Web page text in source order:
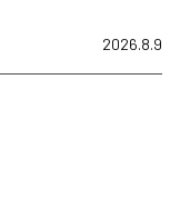
2026.8.9